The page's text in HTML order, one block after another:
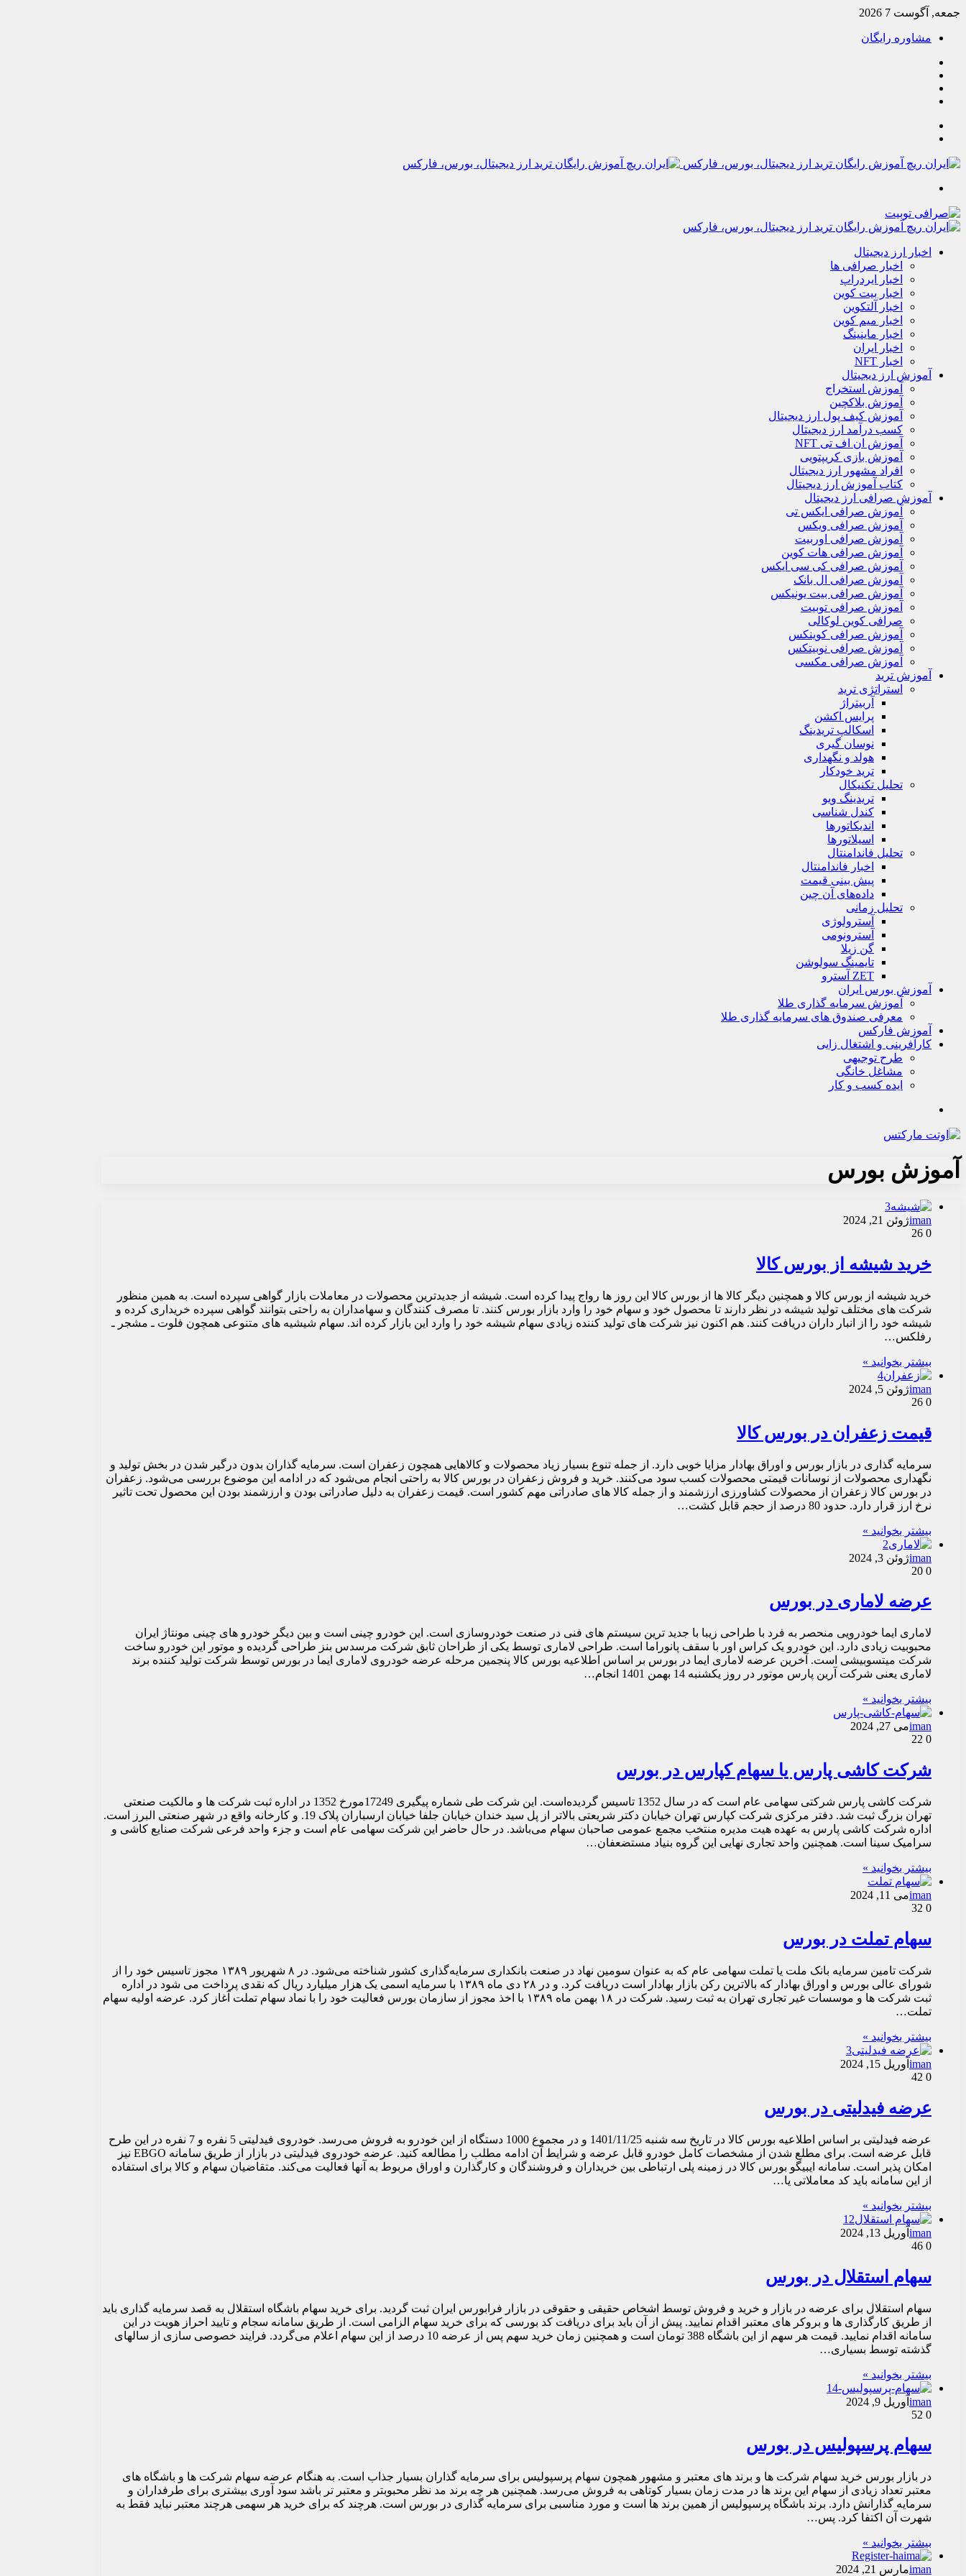
جمعه, آگوست 7 2026
مشاوره رایگان
اخبار ارز دیجیتال
اخبار صرافی ها
اخبار ایردراپ
اخبار بیت کوین
اخبار آلتکوین
اخبار میم کوین
اخبار ماینینگ
اخبار ایران
اخبار NFT
آموزش ارز دیجیتال
آموزش استخراج
آموزش بلاکچین
آموزش کیف پول ارز دیجیتال
کسب درآمد ارز دیجیتال
آموزش ان اف تی NFT
آموزش بازی کریپتویی
افراد مشهور ارز دیجیتال
کتاب آموزش ارز دیجیتال
آموزش صرافی ارز دیجیتال
آموزش صرافی ایکس تی
آموزش صرافی ویکس
آموزش صرافی اوربیت
آموزش صرافی هات کوین
آموزش صرافی کی سی ایکس
آموزش صرافی ال بانک
آموزش صرافی بیت یونیکس
آموزش صرافی توبیت
صرافی کوین لوکالی
آموزش صرافی کوینکس
آموزش صرافی نوبیتکس
آموزش صرافی مکسی
آموزش ترید
استراتژی‌ ترید
آربیتراژ
پرایس اکشن
اسکالپ تریدینگ
نوسان گیری
هولد و نگهداری
ترید خودکار
تحلیل تکنیکال
تریدینگ ویو
کندل شناسی
اندیکاتورها
اسیلاتورها
تحلیل فاندامنتال
اخبار فاندامنتال
پیش بینی قیمت
داده‌های آن چین
تحلیل زمانی
آسترولوژی
آسترونومی
گن زیلا
تايمينگ سولوشن
ZET آسترو
آموزش بورس ایران
آموزش سرمایه گذاری طلا
معرفی صندوق های سرمایه گذاری طلا
آموزش فارکس
کارآفرینی و اشتغال زایی
طرح توجیهی
مشاغل خانگی
ایده کسب و کار
آموزش بورس
imanژوئن 21, 2024
0
خرید شیشه از بورس کالا
خرید شیشه از بورس کالا و همچنین دیگر کالا ها از بورس کالا این روز ها رواج پیدا کرده است. شیشه از جدیدترین محصولات در معاملات بازار گواهی سپرده است. به همین منظور
شرکت های مختلف تولید شیشه در نظر دارند تا محصول خود و سهام خود را وارد بازار بورس کنند. تا مصرف کنندگان و سهامداران به راحتی بتوانند گواهی سپرده خریداری کرده و
شیشه خود را از انبار داران دریافت کنند. هم اکنون نیز شرکت های تولید کننده زیادی سهام شیشه خود را وارد این بازار کرده اند. سهام شیشیه های متنوعی همچون فلوت ـ مشجر ـ
رفلکس…
بیشتر بخوانید »
imanژوئن 5, 2024
0
قیمت زعفران در بورس کالا
سرمایه گذاری در بازار بورس و اوراق بهادار مزایا خوبی دارد. از جمله تنوع بسیار زیاد محصولات و کالاهایی همچون زعفران است. سرمایه گذاران بدون درگیر شدن در بخش تولید و
نگهداری محصولات از نوسانات قیمتی محصولات کسب سود می‌کنند. خرید و فروش زعفران در بورس کالا به راحتی انجام می‌شود که در ادامه این موضوع بررسی می‌شود. زعفران
در بورس کالا زعفران از محصولات کشاورزی ارزشمند و از جمله کالا های صادراتی مهم کشور است. قیمت زعفران به دلیل صادراتی بودن و ارزشمند بودن این محصول تحت تاثیر
نرخ ارز قرار دارد. حدود 80 درصد از حجم قابل کشت…
بیشتر بخوانید »
imanژوئن 3, 2024
0
عرضه لاماری در بورس
لاماری ایما خودرویی منحصر به فرد با طراحی زیبا با جدید ترین سیستم های فنی در صنعت خودروسازی است. این خودرو چینی است و بین دیگر خودرو های چینی مونتاژ ایران
محبوبیت زیادی دارد. این خودرو یک کراس اور با سقف پانوراما است. طراحی لاماری توسط یکی از طراحان ثابق شرکت مرسدس بنز طراحی گردیده و موتور این خودرو ساخت
شرکت میتسوبیشی است. آخرین عرضه لاماری ایما در بورس بر اساس اطلاعیه بورس کالا پنجمین مرحله عرضه خودروی لاماری ایما در بورس توسط شرکت تولید کننده برند
لاماری یعنی شرکت آرین پارس موتور در روز یکشنبه 14 بهمن 1401 انجام…
بیشتر بخوانید »
imanمی 27, 2024
0
شرکت کاشی پارس یا سهام کپارس در بورس
شرکت کاشی پارس شرکتی سهامی عام است که در سال 1352 تاسیس گردیده‌است. این شرکت طی شماره پیگیری 17249مورخ 1352 در اداره ثبت شرکت ها و مالکیت صنعتی
تهران بزرگ ثبت شد. دفتر مرکزی شرکت کپارس تهران خیابان دکتر شریعتی بالاتر از پل سید خندان خیابان جلفا خیابان ارسباران پلاک 19. و کارخانه واقع در شهر صنعتی البرز است.
اداره شرکت کاشی پارس به عهده هیت مدیره منتخب مجمع عمومی صاحبان سهام می‌باشد. در حال حاضر این شرکت سهامی عام است و جزء واحد فرعی شرکت صنایع کاشی و
سرامیک سینا است. همچنین واحد تجاری نهایی این گروه بنیاد مستضعفان…
بیشتر بخوانید »
imanمی 11, 2024
0
سهام تملت در بورس
شرکت تامین سرمایه بانک ملت یا تملت سهامی عام که به عنوان سومین نهاد در صنعت بانکداری سرمایه‌گذاری کشور شناخته می‌شود. در ۸ شهریور ۱۳۸۹ مجوز تاسیس خود را از
شورای عالی بورس و اوراق بهادار که بالاترین رکن بازار بهادار است دریافت کرد. و در ۲۸ دی ماه ۱۳۸۹ با سرمایه اسمی یک هزار میلیارد ریال که نقدی پرداخت می شود در اداره
ثبت شرکت ها و موسسات غیر تجاری تهران به ثبت رسید. شرکت در ۱۸ بهمن ماه ۱۳۸۹ با اخذ مجوز از سازمان بورس فعالیت خود را با نماد سهام تملت آغاز کرد. عرضه اولیه سهام
تملت…
بیشتر بخوانید »
iman آوریل 15, 2024
0
عرضه فیدلیتی در بورس
عرضه فیدلیتی بر اساس اطلاعیه بورس کالا در تاریخ سه شنبه 1401/11/25 و در مجموع 1000 دستگاه از این خودرو به فروش می‌رسد. خودروی فیدلیتی 5 نفره و 7 نفره در این طرح
قابل عرضه است. برای مطلع شدن از مشخصات کامل خودرو قابل عرضه و شرایط آن ادامه مطلب را مطالعه کنید. عرضه خودروی فیدلیتی در بازار از طریق سامانه EBGO نیز
امکان پذیر است. سامانه ایبیگو بورس کالا در زمینه پلی ارتباطی بین خریداران و فروشندگان و کارگذارن و اوراق مربوط به آنها فعالیت می‌کند. متقاضیان سهام و کالا برای استفاده
از این سامانه باید کد معاملاتی یا…
بیشتر بخوانید »
iman آوریل 13, 2024
0
سهام استقلال در بورس
سهام استقلال برای عرضه در بازار و خرید و فروش توسط اشخاص حقیقی و حقوقی در بازار فرابورس ایران ثبت گردید. برای خرید سهام باشگاه استقلال به قصد سرمایه گذاری باید
از طریق کارگذاری ها و بروکر های معتبر اقدام نمایید. پیش از آن باید برای دریافت کد بورسی که برای خرید سهام الزامی است. از طریق سامانه سجام و تایید احراز هویت در این
سامانه اقدام نمایید. قیمت هر سهم از این باشگاه 388 تومان است و همچنین زمان خرید سهم پس از عرضه 10 درصد از این سهام اعلام می‌گردد. فرایند خصوصی سازی از سالهای
گذشته توسط بسیاری…
بیشتر بخوانید »
iman آوریل 9, 2024
0
سهام پرسپولیس در بورس
در بازار بورس خرید سهام شرکت ها و برند های معتبر و مشهور همچون سهام پرسپولیس برای سرمایه گذاران بسیار جذاب است. به هنگام عرضه سهام شرکت ها و باشگاه های
معتبر تعداد زیادی از سهام این برند ها در مدت زمان بسیار کوتاهی به فروش می‌رسد. همچنین هر چه برند مد نظر محبوبتر و معتبر تر باشد سود آوری بیشتری برای طرفداران و
سرمایه گذارانش دارد. برند باشگاه پرسپولیس از همین برند ها است و مورد مناسبی برای سرمایه گذاری در بورس است. هرچند که برای خرید هر سهمی هرچند معتبر نباید فقط به
شهرت آن اکتفا کرد. پس…
بیشتر بخوانید »
imanمارس 21, 2024